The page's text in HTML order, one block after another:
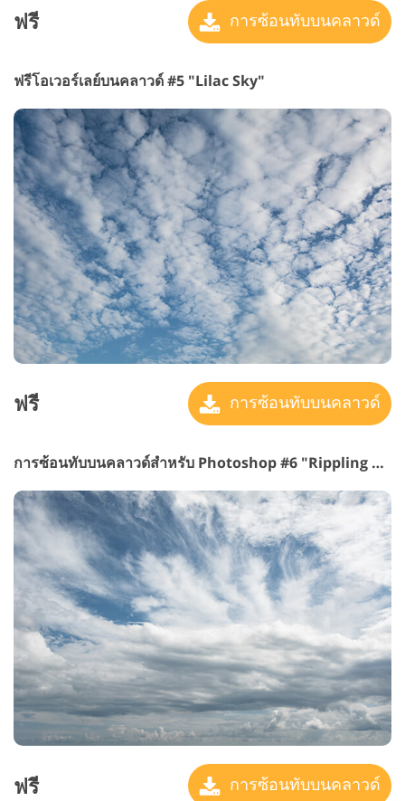
ฟรี การซ้อนทับบนคลาวด์
ฟรีโอเวอร์เลย์บนคลาวด์ #5 "Lilac Sky"
ฟรี การซ้อนทับบนคลาวด์
การซ้อนทับบนคลาวด์สำหรับ Photoshop #6 "Rippling Horizon"
ฟรี การซ้อนทับบนคลาวด์